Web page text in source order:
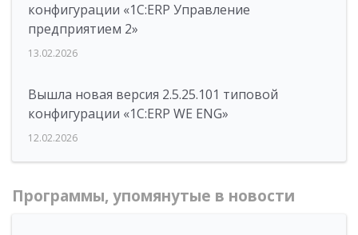
конфигурации «1С:ERP Управление
предприятием 2»
13.02.2026
Вышла новая версия 2.5.25.101 типовой
конфигурации «1С:ERP WE ENG»
12.02.2026
Программы, упомянутые в новости